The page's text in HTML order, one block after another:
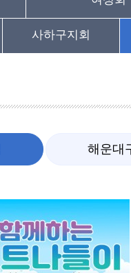
사하구지회
해운대